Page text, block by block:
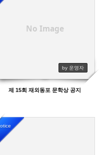
No Image
by 운영자
제 15회 재외동포 문학상 공지